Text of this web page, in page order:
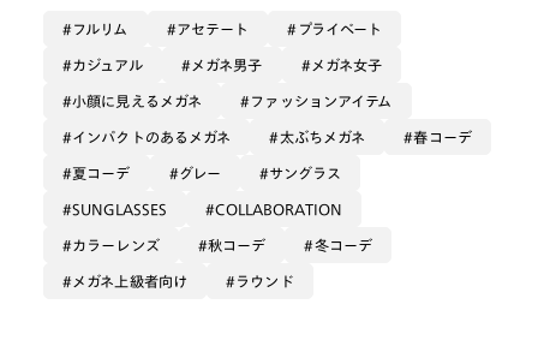
施された丸眼鏡のサングラス。
すごくタイヤです🛞
そこにちょっとした「無機質な空気」を
私は感じまして、
ほんの僅かでも出せるように
「機械的・幾何学的なデザイン」を持った
完成度が上がるかと思いました☺︎
フルリム アセテート プライベート
カジュアル メガネ男子 メガネ女子
小顔に見えるメガネ ファッションアイテム
インパクトのあるメガネ 太ぶちメガネ 春コーデ
夏コーデ グレー サングラス
SUNGLASSES COLLABORATION
カラーレンズ 秋コーデ 冬コーデ
メガネ上級者向け ラウンド